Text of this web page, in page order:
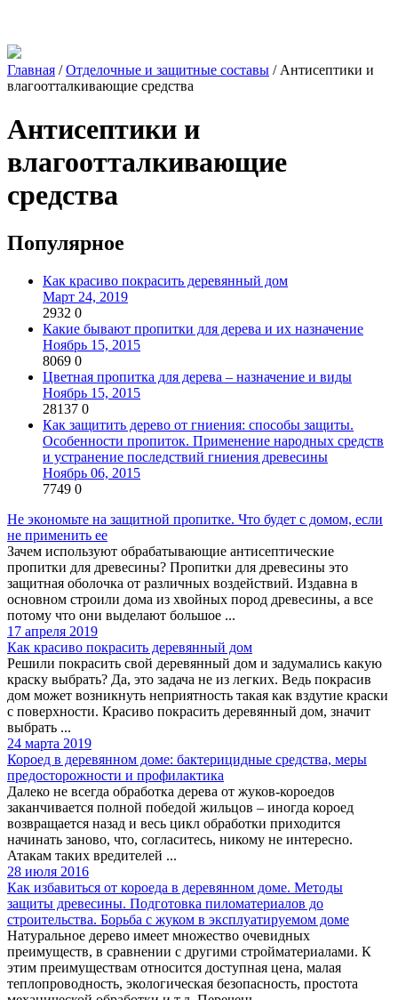
Главная /Отделочные и защитные составы / Антисептики и
влагоотталкивающие средства
Антисептики и
влагоотталкивающие
средства
Популярное
Как красиво покрасить деревянный дом
Март 24, 2019
2932 0
Какие бывают пропитки для дерева и их назначение
Ноябрь 15, 2015
8069 0
Цветная пропитка для дерева – назначение и виды
Ноябрь 15, 2015
28137 0
Как защитить дерево от гниения: способы защиты.
Особенности пропиток. Применение народных средств
и устранение последствий гниения древесины
Ноябрь 06, 2015
7749 0
Не экономьте на защитной пропитке. Что будет с домом, если
не применить ее
Зачем используют обрабатывающие антисептические
пропитки для древесины? Пропитки для древесины это
защитная оболочка от различных воздействий. Издавна в
основном строили дома из хвойных пород древесины, а все
потому что они выделают большое ...
17 апреля 2019
Как красиво покрасить деревянный дом
Решили покрасить свой деревянный дом и задумались какую
краску выбрать? Да, это задача не из легких. Ведь покрасив
дом может возникнуть неприятность такая как вздутие краски
с поверхности. Красиво покрасить деревянный дом, значит
выбрать ...
24 марта 2019
Короед в деревянном доме: бактерицидные средства, меры
предосторожности и профилактика
Далеко не всегда обработка дерева от жуков-короедов
заканчивается полной победой жильцов – иногда короед
возвращается назад и весь цикл обработки приходится
начинать заново, что, согласитесь, никому не интересно.
Атакам таких вредителей ...
28 июля 2016
Как избавиться от короеда в деревянном доме. Методы
защиты древесины. Подготовка пиломатериалов до
строительства. Борьба с жуком в эксплуатируемом доме
Натуральное дерево имеет множество очевидных
преимуществ, в сравнении с другими стройматериалами. К
этим преимуществам относится доступная цена, малая
теплопроводность, экологическая безопасность, простота